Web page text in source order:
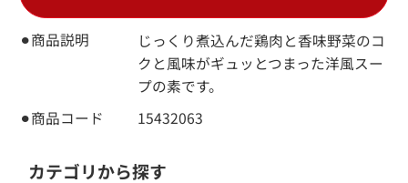
⚫︎商品説明
じっくり煮込んだ鶏肉と香味野菜のコ
クと風味がギュッとつまった洋風スー
プの素です。
⚫︎商品コード 15432063
カテゴリから探す